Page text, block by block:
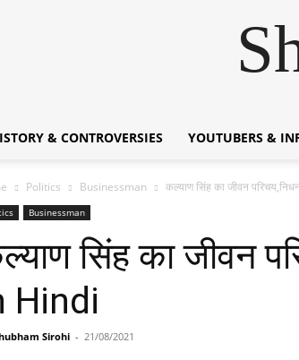
& CONTROVERSIES YOUTUBERS &
Politics Businessman कल्याण सिंह का जीवन
Businessman
सिंह का जीवन
Hindi
Sirohi - 21/08/2021